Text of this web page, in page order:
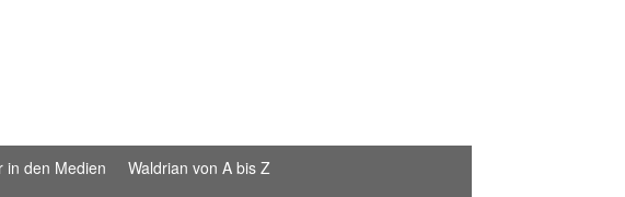
in den Medien
Waldrian von A bis Z